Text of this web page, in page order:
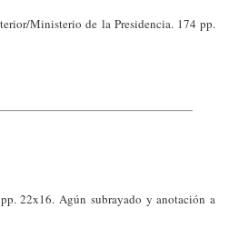
Ministerio de la Presidencia. 174 pp.
22x16. Agún subrayado y anotación a